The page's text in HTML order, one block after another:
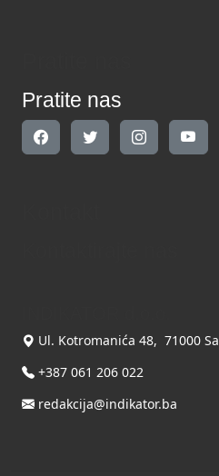
Pratite nas
Ul. Kotromanića 48, 71000
+387 061 206 022
redakcija@indikator.ba